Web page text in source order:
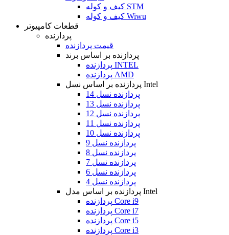
کیف و کوله STM
کیف و کوله Wiwu
قطعات کامپیوتر
پردازنده
قیمت پردازنده
پردازنده بر اساس برند
پردازنده INTEL
پردازنده AMD
پردازنده بر اساس نسل Intel
پردازنده نسل 14
پردازنده نسل 13
پردازنده نسل 12
پردازنده نسل 11
پردازنده نسل 10
پردازنده نسل 9
پردازنده نسل 8
پردازنده نسل 7
پردازنده نسل 6
پردازنده نسل 4
پردازنده بر اساس مدل Intel
پردازنده Core i9
پردازنده Core i7
پردازنده Core i5
پردازنده Core i3